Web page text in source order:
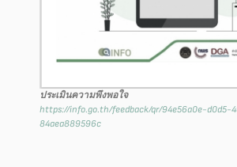
ประเมินความพึงพอใจ
https://info.go.th/feedback/qr/94e56a0e-d0d5-
84aea889596c